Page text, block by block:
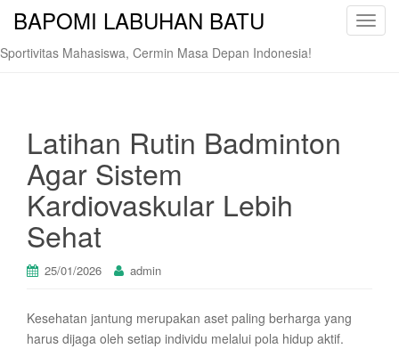
T
BAPOMI LABUHAN BATU
Sportivitas Mahasiswa, Cermin Masa Depan Indonesia!
Latihan Rutin Badminton
Agar Sistem
Kardiovaskular Lebih
Sehat
25/01/2026 admin
Kesehatan jantung merupakan aset paling berharga yang
harus dijaga oleh setiap individu melalui pola hidup aktif.